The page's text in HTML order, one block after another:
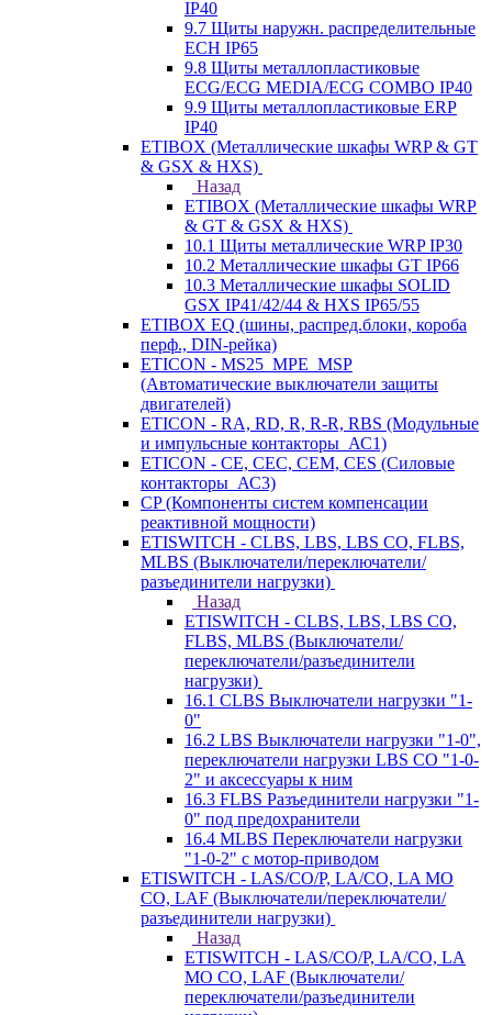
IP40
9.7 Щиты наружн. распределительные
ECH IP65
9.8 Щиты металлопластиковые
ECG/ECG MEDIA/ECG COMBO IP40
9.9 Щиты металлопластиковые ERP
IP40
ETIBOX (Металлические шкафы WRP & GT
& GSX & HXS)
Назад
ETIBOX (Металлические шкафы WRP
& GT & GSX & HXS)
10.1 Щиты металлические WRP IP30
10.2 Металлические шкафы GT IP66
10.3 Металлические шкафы SOLID
GSX IP41/42/44 & HXS IP65/55
ETIBOX EQ (шины, распред.блоки, короба
перф., DIN-рейка)
ETICON - MS25_MPE_MSP
(Автоматические выключатели защиты
двигателей)
ETICON - RA, RD, R, R-R, RBS (Модульные
и импульсные контакторы_АС1)
ETICON - CE, CEC, CEM, CES (Силовые
контакторы_АС3)
CP (Компоненты систем компенсации
реактивной мощности)
ETISWITCH - CLBS, LBS, LBS CO, FLBS,
MLBS (Выключатели/переключатели/
разъединители нагрузки)
Назад
ETISWITCH - CLBS, LBS, LBS CO,
FLBS, MLBS (Выключатели/
переключатели/разъединители
нагрузки)
16.1 CLBS Выключатели нагрузки "1-
0"
16.2 LBS Выключатели нагрузки "1-0",
переключатели нагрузки LBS CO "1-0-
2" и аксессуары к ним
16.3 FLBS Разъединители нагрузки "1-
0" под предохранители
16.4 MLBS Переключатели нагрузки
"1-0-2" с мотор-приводом
ETISWITCH - LAS/CO/P, LA/CO, LA MO
CO, LAF (Выключатели/переключатели/
разъединители нагрузки)
Назад
ETISWITCH - LAS/CO/P, LA/CO, LA
MO CO, LAF (Выключатели/
переключатели/разъединители